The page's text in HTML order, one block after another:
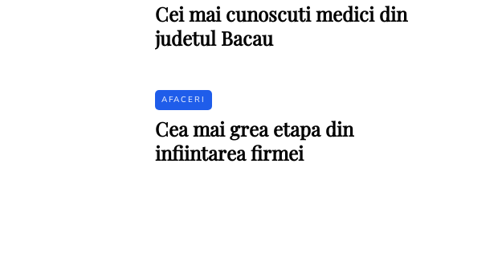
Cei mai cunoscuti medici din
judetul Bacau
AFACERI
Cea mai grea etapa din
infiintarea firmei